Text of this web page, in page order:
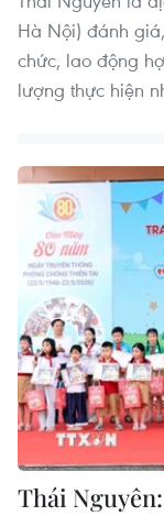
Hà Nội) đánh
chức, lao động
lượng thực hiện
Thái